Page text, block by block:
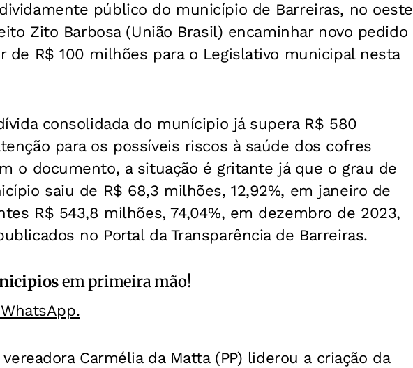
público do município de Barreiras, no oeste
Zito Barbosa (União Brasil) encaminhar novo pedido
de R$ 100 milhões para o Legislativo municipal nesta
consolidada do munícipio já supera R$ 580
para os possíveis riscos à saúde dos cofres
o documento, a situação é gritante já que o grau de
saiu de R$ 68,3 milhões, 12,92%, em janeiro de
R$ 543,8 milhões, 74,04%, em dezembro de 2023,
no Portal da Transparência de Barreiras.
em primeira mão!
Carmélia da Matta (PP) liderou a criação da